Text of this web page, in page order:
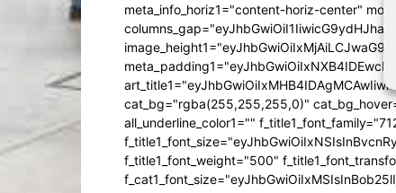
meta_info_horiz1="content-horiz-center"
cat_bg="rgba(255,255,255,0)"
all_underline_color1=""
f_title1_font_weight="500"